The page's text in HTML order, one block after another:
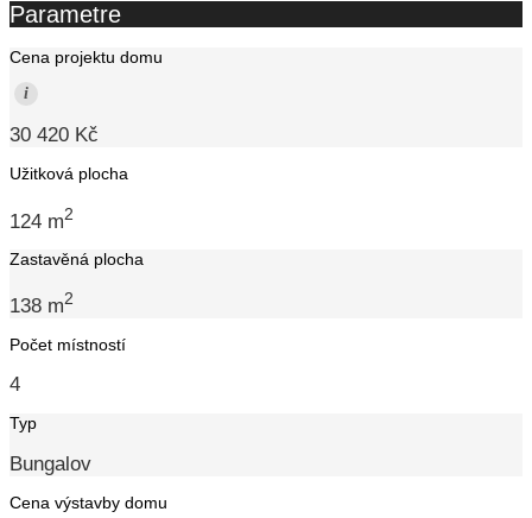
Parametre
Cena projektu domu
i
30 420 Kč
Užitková plocha
124 m2
Zastavěná plocha
138 m2
Počet místností
4
Typ
Bungalov
Cena výstavby domu